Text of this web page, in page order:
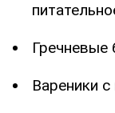
Гречневые
Вареники